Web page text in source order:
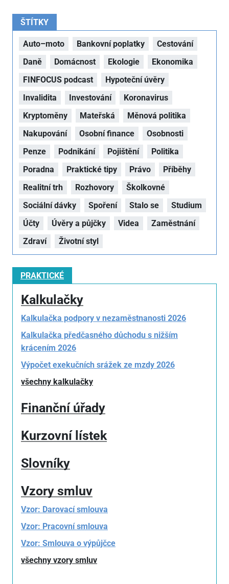
ŠTÍTKY
Auto–moto Bankovní poplatky
Cestování
Daně
Domácnost Ekologie
Ekonomika
FINFOCUS podcast
Hypoteční úvěry
Invalidita
Investování
Koronavirus
Kryptoměny
Mateřská
Měnová politika
Nakupování
Osobní finance
Osobnosti
Penze
Podnikání Pojištění
Politika
Poradna
Praktické tipy Právo
Příběhy
Realitní trh
Rozhovory
Školkovné
Sociální dávky
Spoření Stalo se
Studium
Účty
Úvěry a půjčky Videa
Zaměstnání
Zdraví
Životní styl
PRAKTICKÉ
Kalkulačky
Kalkulačka podpory v nezaměstnanosti 2026
Kalkulačka předčasného důchodu s nižším
krácením 2026
Výpočet exekučních srážek ze mzdy 2026
všechny kalkulačky
Finanční úřady
Kurzovní lístek
Slovníky
Vzory smluv
Vzor: Darovací smlouva
Vzor: Pracovní smlouva
Vzor: Smlouva o výpůjčce
všechny vzory smluv